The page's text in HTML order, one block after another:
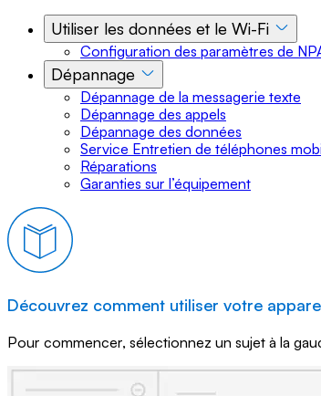
Utiliser les données et le Wi-Fi
Configuration des paramètres de
Dépannage
Dépannage de la messagerie texte
Dépannage des appels
Dépannage des données
Service Entretien de téléphones
Réparations
Garanties sur l’équipement
Découvrez comment utiliser votre
Pour commencer, sélectionnez un sujet à la